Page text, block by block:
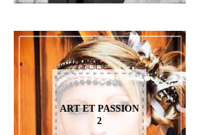
ART ET PASSION
2